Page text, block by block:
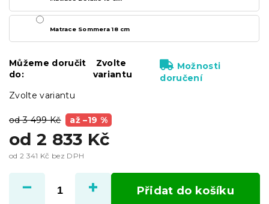
od 3 499 Kč až –19 %
od 2 833 Kč
od 2 341 Kč bez DPH
cena:
Zvolte variantu
Matrace Sommera 18 cm
Můžeme doručit
do:
Zvolte
variantu
Možnosti
doručení
Přidat do košíku